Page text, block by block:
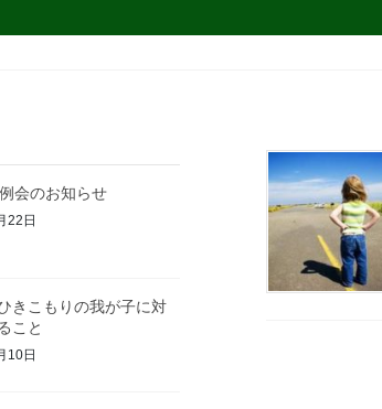
会のお知らせ
22日
きこもりの我が子に対
こと
10日